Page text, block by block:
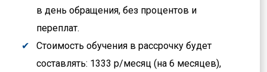
в день обращения, без процентов и
переплат.
Стоимость обучения в рассрочку будет
составлять: 1333 р/месяц (на 6 месяцев),